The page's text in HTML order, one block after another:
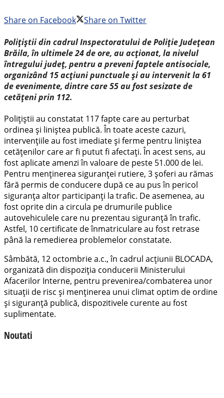
Share on Facebook
Share on Twitter
Polițiștii din cadrul Inspectoratului de Poliție Județean
Brăila, în ultimele 24 de ore, au acționat, la nivelul
întregului județ, pentru a preveni faptele antisociale,
organizând 15 acțiuni punctuale și au intervenit la 61
de evenimente, dintre care 55 au fost sesizate de
cetățeni prin 112.
Polițiștii au constatat 117 fapte care au perturbat
ordinea și liniștea publică. În toate aceste cazuri,
intervențiile au fost imediate și ferme pentru liniștea
cetățenilor care ar fi putut fi afectați. În acest sens, au
fost aplicate amenzi în valoare de peste 51.000 de lei.
Pentru menținerea siguranței rutiere, 3 șoferi au rămas
fără permis de conducere după ce au pus în pericol
siguranța altor participanți la trafic. De asemenea, au
fost oprite din a circula pe drumurile publice
autovehiculele care nu prezentau siguranță în trafic.
Astfel, 10 certificate de înmatriculare au fost retrase
până la remedierea problemelor constatate.
Sâmbătă, 12 octombrie a.c., în cadrul acțiunii BLOCADA,
organizată din dispoziția conducerii Ministerului
Afacerilor Interne, pentru prevenirea/combaterea unor
situații de risc și menținerea unui climat optim de ordine
și siguranță publică, dispozitivele curente au fost
suplimentate.
Noutati